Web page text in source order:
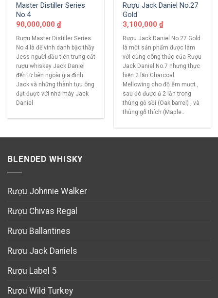
Master Distiller Series
No.4
90,000,000 ₫
Rượu Master Distiller Series
No.4 là để vinh danh bậc thầy
Jess người đầu tiên trưng cất
rượu whiskey Jack Daniel
đến từ bên ngoài gia đình
Jack và những thành tựu ông
đạt được với nhà máy Jack
Daniel
Rượu Jack Daniel No.27
Gold
3,100,000 ₫
Rượu Jack Daniel No.27 Gold
là một sản phẩm được làm
với cùng công thức của Rượu
Jack Daniel No.7 nhưng thực
hiện 2 lần Charcoal
Mellowing cho độ êm mượt ,
sau đó được ủ 2 lần trong
thùng gỗ sồi (Oak barrel) , và
thùng gỗ thích (Maple..
BLENDED WHISKY
Rượu Johnnie Walker
Rượu Chivas Regal
Rượu Ballantines
Rượu Jack Daniels
Rượu Label 5
Rượu Wild Turkey